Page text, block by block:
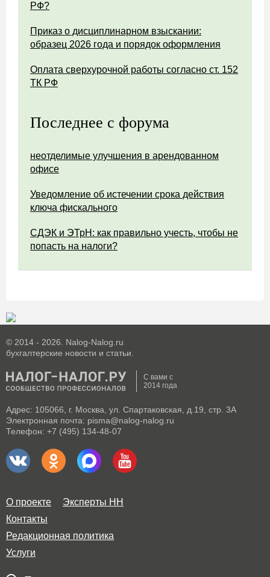
РФ?
Приказ о дисциплинарном взыскании:
образец 2026 года и порядок оформления
Оплата сверхурочной работы согласно ст. 152
ТК РФ
Последнее с форума
неотделимые улучшения в арендованном
офисе
Уведомление об истечении срока действия
ключа фискального
СДЭК и ЭТрН: как правильно учесть, чтобы не
попасть на налоги?
© 2014 - 2026. Nalog-Nalog.ru
бухгалтерские новости и статьи.
С вами с
2014 года
Адрес: 105066, г. Москва, ул. Спартаковская, д.19, стр. 3А
Электронная почта: pisma@nalog-nalog.ru
Телефон: +7 (495) 134-48-07
О проекте
Эксперты НН
Контакты
Редакционная политика
Услуги